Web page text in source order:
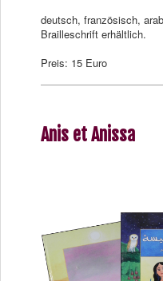
deutsch, französisch,
Brailleschrift erhältlich.
Preis: 15 Euro
Anis et Anissa